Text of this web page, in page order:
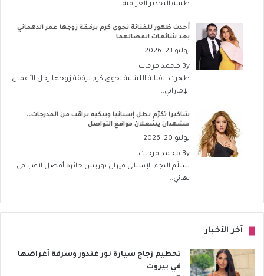
طبيبة التخدير العراقية...
أحدث ظهور للفنانة نجوى كرم برفقة زوجها عمر الدهماني
بعد شائعات انفصالهما
يوليو 23, 2026
By محمد فرحات
ظهرت الفنانة اللبنانية نجوى كرم برفقة زوجها رجل الأعمال
الإماراتي...
شاكيرا تكرّم بطل إسبانيا وبيكيه يراقب من المدرجات..
مشهدان يشعلان مواقع التواصل
يوليو 20, 2026
By محمد فرحات
تسلّم النجم الإسباني فيران توريس جائزة أفضل لاعب في
نهائي...
آخر الأخبار
تحطيم زجاج سيارة نور غندور وسرقة أغراضها
في بيروت